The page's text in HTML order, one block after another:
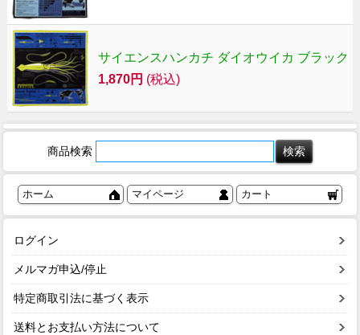
サイエンスハンカチ ダイオウイカ ブラック
1,870円 (税込)
商品検索
ホーム マイページ カート
ログイン
メルマガ申込/停止
特定商取引法に基づく表示
送料とお支払い方法について